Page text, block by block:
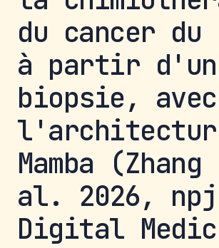
du cancer du
à partir
biopsie, avec
Mamba
al. 2026, npj
Digital